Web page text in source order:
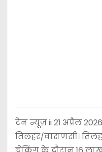
टेन न्यूज़ ii 21 अप्रैल
तिलहर/वाराणसी।